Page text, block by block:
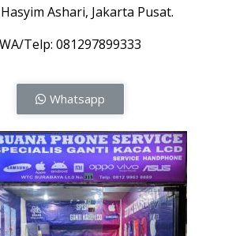
Hasyim Ashari, Jakarta Pusat.
WA/Telp: 081297899333
Whatsapp